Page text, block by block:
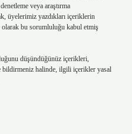
veya araştırma
üyelerimiz yazdıkları içeriklerin
bu sorumluluğu kabul etmiş
düşündüğünüz içerikleri,
bildirmeniz halinde, ilgili içerikler yasal